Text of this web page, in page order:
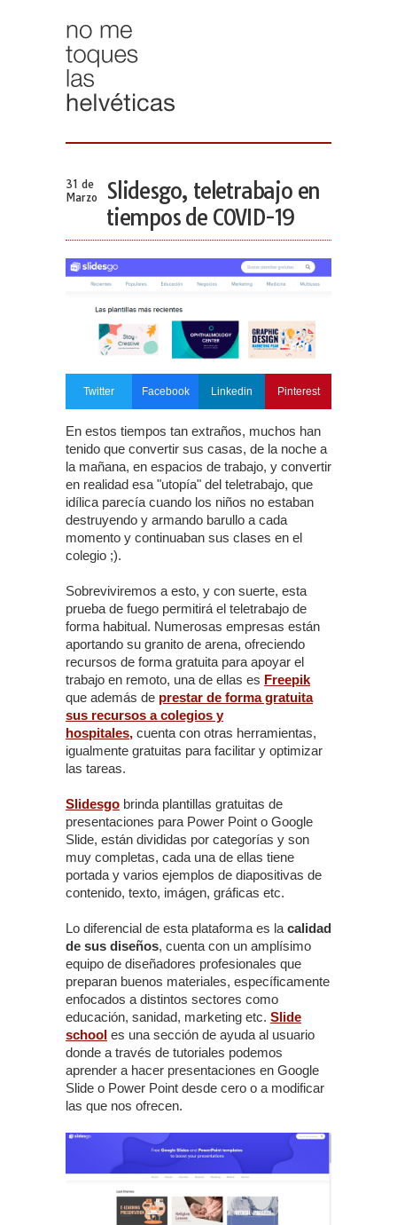
31 de
Marzo
Slidesgo, teletrabajo en
tiempos de COVID-19
Twitter Facebook Linkedin Pinterest
En estos tiempos tan extraños, muchos han
tenido que convertir sus casas, de la noche a
la mañana, en espacios de trabajo, y convertir
en realidad esa "utopía" del teletrabajo, que
idílica parecía cuando los niños no estaban
destruyendo y armando barullo a cada
momento y continuaban sus clases en el
colegio ;).
Sobreviviremos a esto, y con suerte, esta
prueba de fuego permitirá el teletrabajo de
forma habitual. Numerosas empresas están
aportando su granito de arena, ofreciendo
recursos de forma gratuita para apoyar el
trabajo en remoto, una de ellas es Freepik
que además de prestar de forma gratuita
sus recursos a colegios y
hospitales, cuenta con otras herramientas,
igualmente gratuitas para facilitar y optimizar
las tareas.
Slidesgo brinda plantillas gratuitas de
presentaciones para Power Point o Google
Slide, están divididas por categorías y son
muy completas, cada una de ellas tiene
portada y varios ejemplos de diapositivas de
contenido, texto, imágen, gráficas etc.
Lo diferencial de esta plataforma es la calidad
de sus diseños, cuenta con un amplísimo
equipo de diseñadores profesionales que
preparan buenos materiales, específicamente
enfocados a distintos sectores como
educación, sanidad, marketing etc. Slide
school es una sección de ayuda al usuario
donde a través de tutoriales podemos
aprender a hacer presentaciones en Google
Slide o Power Point desde cero o a modificar
las que nos ofrecen.